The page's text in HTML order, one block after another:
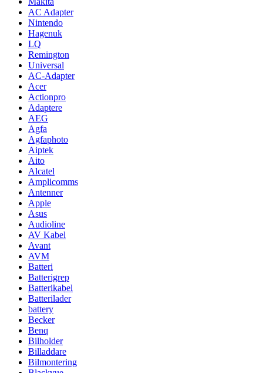
AC Adapter
Nintendo
Hagenuk
LQ
Remington
Universal
AC-Adapter
Acer
Actionpro
Adaptere
AEG
Agfa
Agfaphoto
Aiptek
Aito
Alcatel
Amplicomms
Antenner
Apple
Asus
Audioline
AV Kabel
Avant
AVM
Batteri
Batterigrep
Batterikabel
Batterilader
battery
Becker
Benq
Bilholder
Billaddare
Bilmontering